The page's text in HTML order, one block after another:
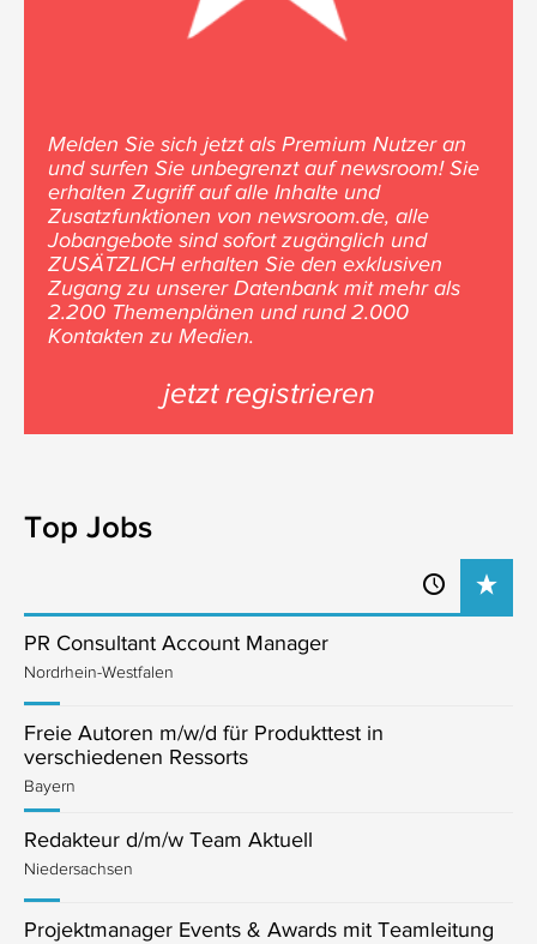
Melden Sie sich jetzt als Premium Nutzer an
und surfen Sie unbegrenzt auf newsroom! Sie
erhalten Zugriff auf alle Inhalte und
Zusatzfunktionen von newsroom.de, alle
Jobangebote sind sofort zugänglich und
ZUSÄTZLICH erhalten Sie den exklusiven
Zugang zu unserer Datenbank mit mehr als
2.200 Themenplänen und rund 2.000
Kontakten zu Medien.
jetzt registrieren
Top Jobs
PR Consultant Account Manager
Nordrhein-Westfalen
Freie Autoren m/w/d für Produkttest in
verschiedenen Ressorts
Bayern
Redakteur d/m/w Team Aktuell
Niedersachsen
Projektmanager Events & Awards mit Teamleitung